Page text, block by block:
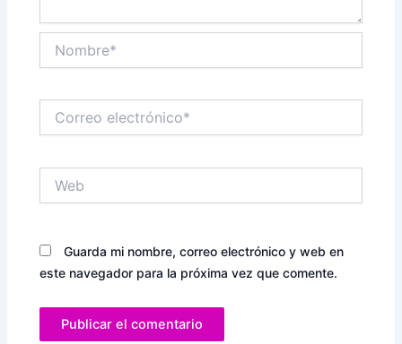
electrónico*
Guarda mi nombre, correo electrónico y web en
este navegador para la próxima vez que comente.